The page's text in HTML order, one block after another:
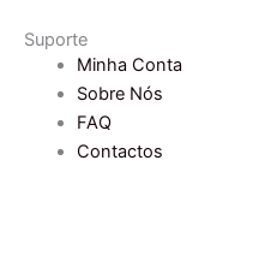
k
-
f
m
Suporte
Minha Conta
Sobre Nós
FAQ
Contactos